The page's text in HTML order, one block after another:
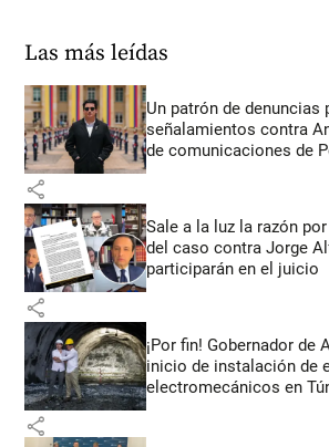
Las más leídas
Un patrón de
señalamientos contra
de comunicaciones de
share
Sale a la luz la razón
del caso contra Jorge
participarán en el juicio
share
¡Por fin! Gobernador de
inicio de instalación de
electromecánicos en
share